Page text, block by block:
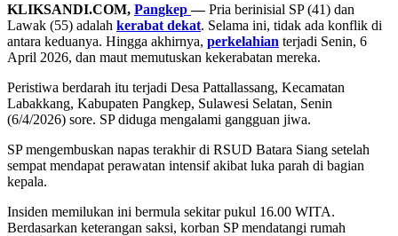
KLIKSANDI.COM, Pangkep—Pria berinisial SP (41) dan
Lawak (55) adalah kerabat dekat. Selama ini, tidak ada konflik di
antara keduanya. Hingga akhirnya, perkelahian terjadi Senin, 6
April 2026, dan maut memutuskan kekerabatan mereka.
Peristiwa berdarah itu terjadi Desa Pattallassang, Kecamatan
Labakkang, Kabupaten Pangkep, Sulawesi Selatan, Senin
(6/4/2026) sore. SP diduga mengalami gangguan jiwa.
SP mengembuskan napas terakhir di RSUD Batara Siang setelah
sempat mendapat perawatan intensif akibat luka parah di bagian
kepala.
Insiden memilukan ini bermula sekitar pukul 16.00 WITA.
Berdasarkan keterangan saksi, korban SP mendatangi rumah